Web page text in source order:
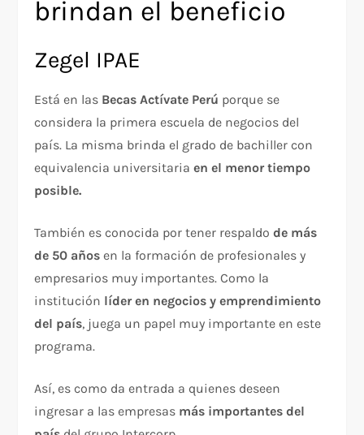
brindan el beneficio
Zegel IPAE
Está en las Becas Actívate Perú porque se
considera la primera escuela de negocios del
país. La misma brinda el grado de bachiller con
equivalencia universitariaen el menor tiempo
posible.
También es conocida por tener respaldode más
de 50 añosen la formación de profesionales y
empresarios muy importantes. Como la
institución líder en negocios y emprendimiento
del país, juega un papel muy importante en este
programa.
Así, es como da entrada a quienes deseen
ingresar a las empresas más importantes del